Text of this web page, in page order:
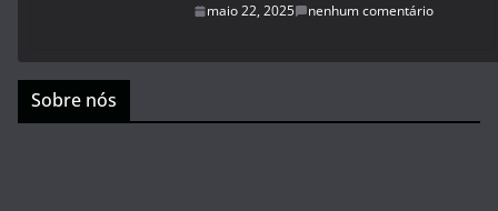
maio 22, 2025 nenhum comentário
Sobre nós